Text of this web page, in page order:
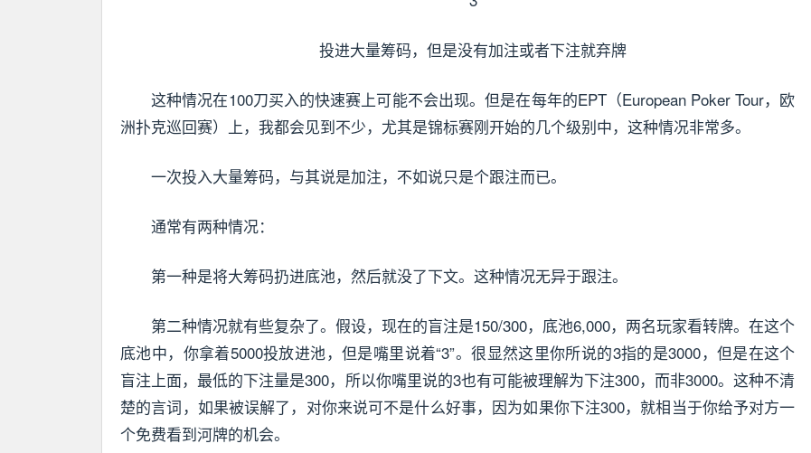
投进大量筹码，但是没有加注或者下注就弃牌
这种情况在100刀买入的快速赛上可能不会出现。但是在每年的EPT（European Poker Tour，欧
洲扑克巡回赛）上，我都会见到不少，尤其是锦标赛刚开始的几个级别中，这种情况非常多。
一次投入大量筹码，与其说是加注，不如说只是个跟注而已。
通常有两种情况：
第一种是将大筹码扔进底池，然后就没了下文。这种情况无异于跟注。
第二种情况就有些复杂了。假设，现在的盲注是150/300，底池6,000，两名玩家看转牌。在这个
底池中，你拿着5000投放进池，但是嘴里说着“3”。很显然这里你所说的3指的是3000，但是在这个
盲注上面，最低的下注量是300，所以你嘴里说的3也有可能被理解为下注300，而非3000。这种不清
楚的言词，如果被误解了，对你来说可不是什么好事，因为如果你下注300，就相当于你给予对方一
个免费看到河牌的机会。